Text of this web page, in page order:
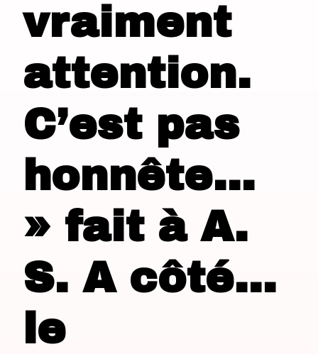
vraiment
attention.
C’est pas
honnête…
» fait à A.
S. A côté…
le